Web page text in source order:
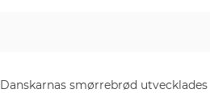
Danskarnas smørrebrød